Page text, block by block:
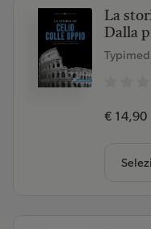
La
Dalla
€ 14,90